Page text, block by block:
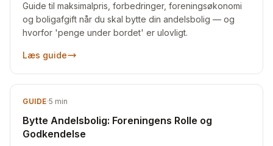
Guide til maksimalpris, forbedringer, foreningsøkonomi
og boligafgift når du skal bytte din andelsbolig — og
hvorfor 'penge under bordet' er ulovligt.
Læs guide
GUIDE·5 min
Bytte Andelsbolig: Foreningens Rolle og
Godkendelse